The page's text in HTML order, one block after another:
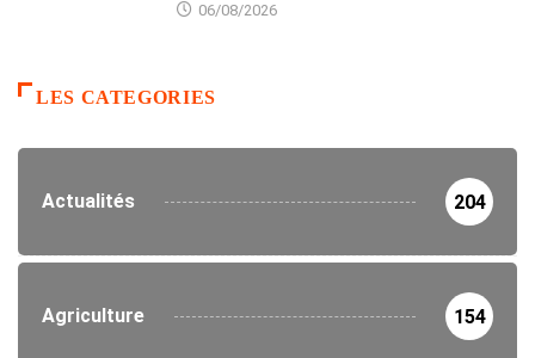
06/08/2026
LES CATEGORIES
Actualités 204
Agriculture 154